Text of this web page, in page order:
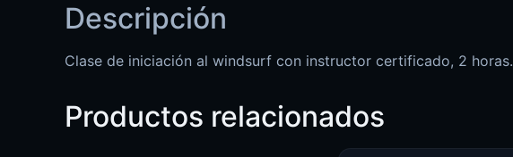
Descripción
Clase de iniciación al windsurf con instructor certificado, 2 horas.
Productos relacionados